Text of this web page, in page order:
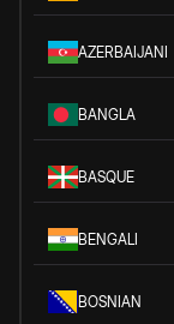
AZERBAIJANI
BANGLA
BASQUE
BENGALI
BOSNIAN